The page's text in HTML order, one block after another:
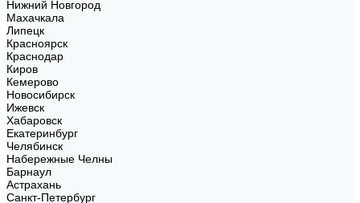
Нижний Новгород
Махачкала
Липецк
Красноярск
Краснодар
Киров
Кемерово
Новосибирск
Ижевск
Хабаровск
Екатеринбург
Челябинск
Набережные Челны
Барнаул
Астрахань
Санкт-Петербург